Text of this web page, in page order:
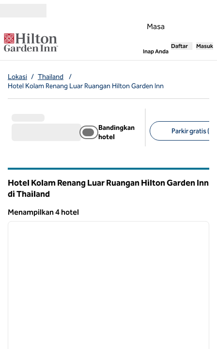
Masa
Inap Anda,Membuka
Daftar Masuk
Lokasi / Thailand
/
Hotel Kolam Renang Luar Ruangan Hilton Garden Inn
Bandingkan
hotel
Parkir gratis (4)
Hotel Kolam Renang Luar Ruangan Hilton Garden Inn
di Thailand
Menampilkan 4 hotel
Menampilkan 4 hotel
1 dari 12